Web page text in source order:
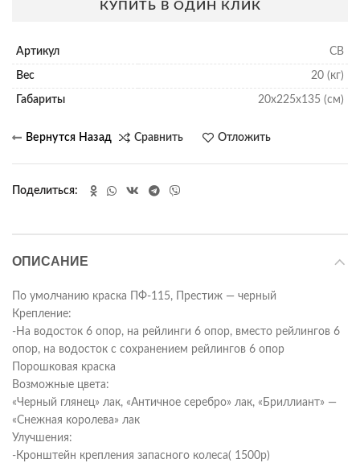
КУПИТЬ В ОДИН КЛИК
Артикул СВ
Вес 20 (кг)
Габариты 20х225х135 (см)
Сравнить Отложить
Поделиться
ОПИСАНИЕ
По умолчанию краска ПФ-115, Престиж — черный
Крепление:
-На водосток 6 опор, на рейлинги 6 опор, вместо рейлингов 6
опор, на водосток с сохранением рейлингов 6 опор
Порошковая краска
Возможные цвета:
«Черный глянец» лак, «Античное серебро» лак, «Бриллиант» —
«Снежная королева» лак
Улучшения:
-Кронштейн крепления запасного колеса( 1500р)